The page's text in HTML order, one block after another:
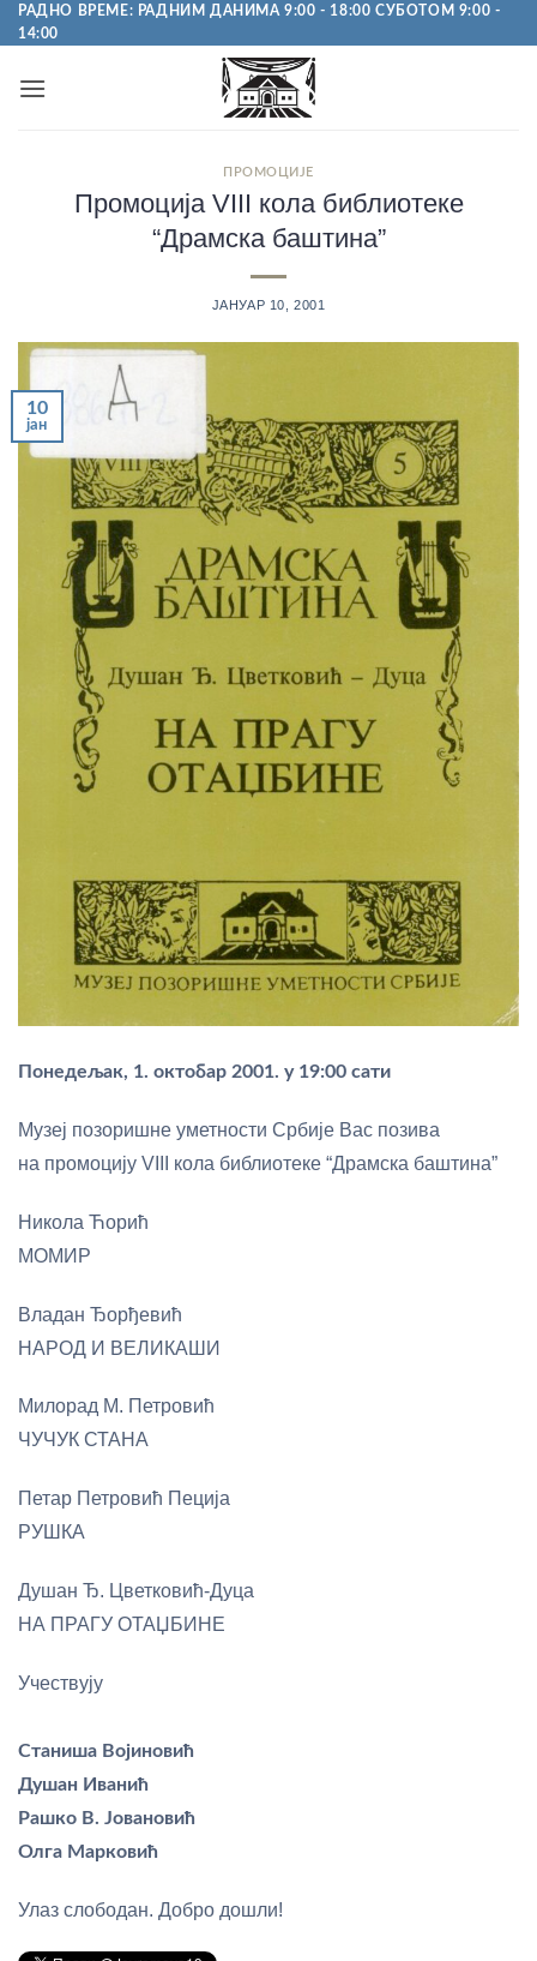
Пређи
на
РАДНО ВРЕМЕ: РАДНИМ ДАНИМА 9:00 - 18:00 СУБОТОМ 9:00 -
14:00
ПРОМОЦИЈЕ
Промоција VIII кола библиотеке
“Драмска баштина”
ЈАНУАР 10, 2001
10
јан
Понедељак, 1. октобар 2001. у 19:00 сати
Музеј позоришне уметности Србије Вас позива
на промоцију VIII кола библиотеке “Драмска баштина”
Никола Ћорић
МОМИР
Владан Ђорђевић
НАРОД И ВЕЛИКАШИ
Милорад М. Петровић
ЧУЧУК СТАНА
Петар Петровић Пеција
РУШКА
Душан Ђ. Цветковић-Дуца
НА ПРАГУ ОТАЏБИНЕ
Учествују
Станиша Војиновић
Душан Иванић
Рашко В. Јовановић
Олга Марковић
Улаз слободан. Добро дошли!